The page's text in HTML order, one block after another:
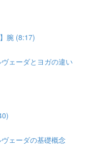
腕 (8:17)
ェーダとヨガの違い
ェーダの基礎概念